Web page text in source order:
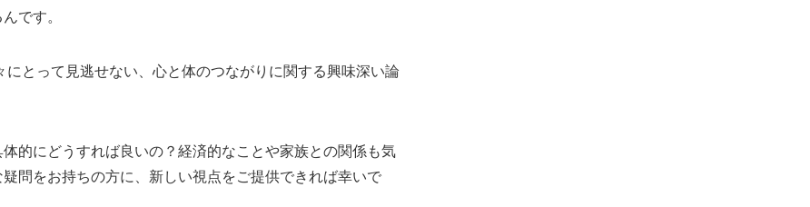
です。
とって見逃せない、心と体のつながりに関する興味深い論
的にどうすれば良いの？経済的なことや家族との関係も気
問をお持ちの方に、新しい視点をご提供できれば幸いで